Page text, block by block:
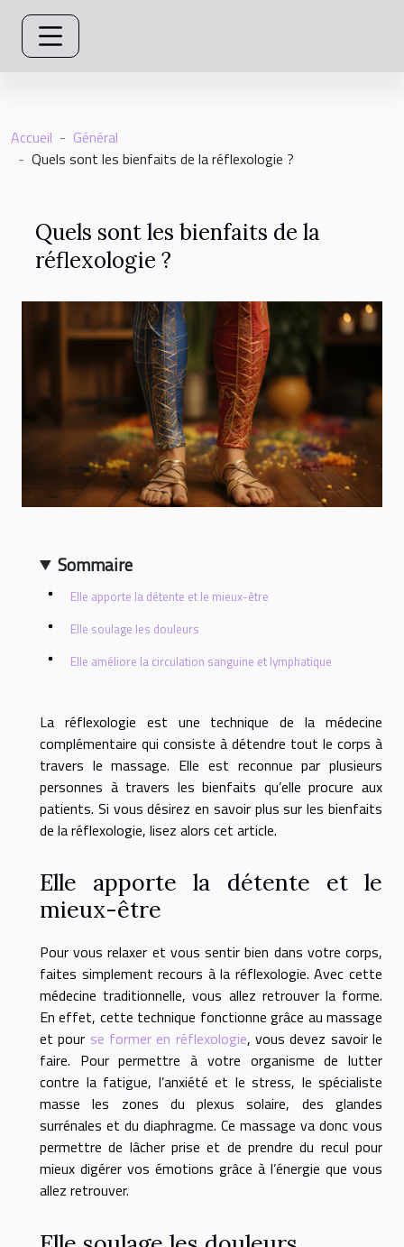
Accueil
Général
Quels sont les bienfaits de la réflexologie ?
Quels sont les bienfaits de la
réflexologie ?
Sommaire
Elle apporte la détente et le mieux-être
Elle soulage les douleurs
Elle améliore la circulation sanguine et lymphatique
La réflexologie est une technique de la médecine
complémentaire qui consiste à détendre tout le corps à
travers le massage. Elle est reconnue par plusieurs
personnes à travers les bienfaits qu’elle procure aux
patients. Si vous désirez en savoir plus sur les bienfaits
de la réflexologie, lisez alors cet article.
Elle apporte la détente et le
mieux-être
Pour vous relaxer et vous sentir bien dans votre corps,
faites simplement recours à la réflexologie. Avec cette
médecine traditionnelle, vous allez retrouver la forme.
En effet, cette technique fonctionne grâce au massage
et pour se former en réflexologie, vous devez savoir le
faire. Pour permettre à votre organisme de lutter
contre la fatigue, l’anxiété et le stress, le spécialiste
masse les zones du plexus solaire, des glandes
surrénales et du diaphragme. Ce massage va donc vous
permettre de lâcher prise et de prendre du recul pour
mieux digérer vos émotions grâce à l’énergie que vous
allez retrouver.